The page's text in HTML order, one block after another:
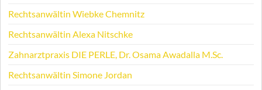
Rechtsanwältin Wiebke Chemnitz
Rechtsanwältin Alexa Nitschke
Zahnarztpraxis DIE PERLE, Dr. Osama Awadalla M.Sc.
Rechtsanwältin Simone Jordan